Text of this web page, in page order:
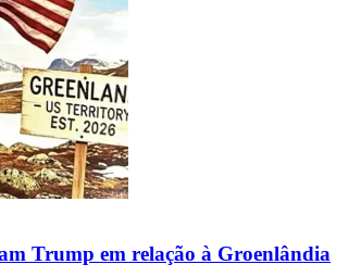
Trump em relação à Groenlândia